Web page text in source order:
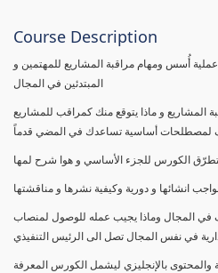
Course Description
أُسس ومهام مراقبة المشاريع للمهتمين و
المبتدئين في المجال
المشاريع و ماذا يتوقع منك كمراقب للمشاريع
لمصطلحات أساسية تساعدك في المضي قدماً
انشائها و دورية وكيفية نشرها و مناقشتها
في المجال وماذا يجيب عمله للوصول لمنصاب
في نفس المجال تصل الى الرئيس التنفيذي
بالإنجليزي ليشمل الكورس المعرفة